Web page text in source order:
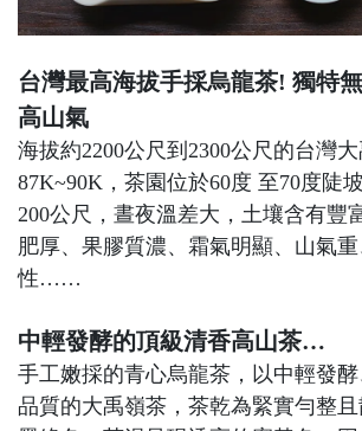
台灣最高海拔手採烏龍茶! 獨特
高山氣
海拔約2200公尺到2300公尺的台灣
87K~90K，茶園位於60度 至70度陡
200公尺，晝夜溫差大，土壤含有豐
肥厚、果膠質濃、霜氣明顯、山氣
性……
中輕發酵的頂級清香高山茶…
手工嫩採的青心烏龍茶，以中輕發
品質的大禹嶺茶，茶乾為緊實勻整